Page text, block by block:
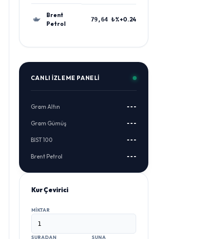
Brent
Petrol
79,64 ₺%+0.24
CANLI İZLEME PANELI
Gram Altın ---
Gram Gümüş ---
BIST 100 ---
Brent Petrol ---
Kur Çevirici
MIKTAR
ŞURADAN ŞUNA